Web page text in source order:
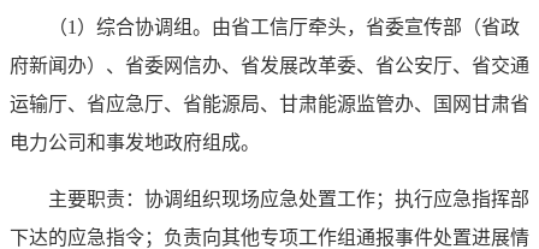
（1）综合协调组。由省工信厅牵头，省委宣传部（省政
府新闻办）、省委网信办、省发展改革委、省公安厅、省交通
运输厅、省应急厅、省能源局、甘肃能源监管办、国网甘肃省
电力公司和事发地政府组成。
主要职责：协调组织现场应急处置工作；执行应急指挥部
下达的应急指令；负责向其他专项工作组通报事件处置进展情